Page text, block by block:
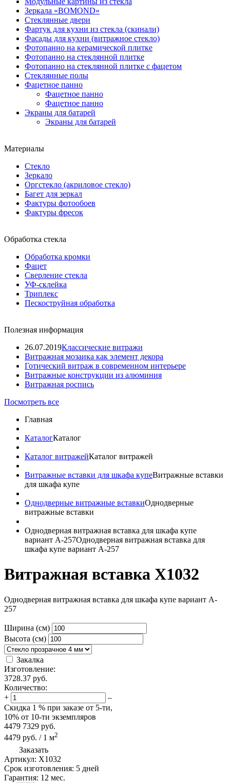
Зеркала «BOMOND»
Стеклянные двери
Фартук для кухни из стекла (скинали)
Фасады для кухни (витражное стекло)
Фотопанно на керамической плитке
Фотопанно на стеклянной плитке
Фотопанно на стеклянной плитке с фацетом
Стеклянные полы
Фацетное панно
Фацетное панно
Фацетное панно
Экраны для батарей
Экраны для батарей
Материалы
Стекло
Зеркало
Оргстекло (акриловое стекло)
Багет для зеркал
Фактуры фотообоев
Фактуры фресок
Обработка стекла
Обработка кромки
Фацет
Сверление стекла
УФ-склейка
Триплекс
Пескоструйная обработка
Полезная информация
26.07.2019Классические витражи
Витражная мозаика как элемент декора
Готический витраж в современном интерьере
Витражные конструкции из алюминия
Витражная роспись
Посмотреть все
Главная
КаталогКаталог
Каталог витражейКаталог витражей
Витражные вставки для шкафа купеВитражные вставки
для шкафа купе
Однодверные витражные вставкиОднодверные
витражные вставки
Однодверная витражная вставка для шкафа купе
вариант A-257Однодверная витражная вставка для
шкафа купе вариант A-257
Витражная вставка X1032
Однодверная витражная вставка для шкафа купе вариант A-
257
Ширина (см)
Высота (см)
Закалка
Изготовление:
3728.37 руб.
Количество:
+
–
Скидка 1 % при заказе от 5-ти,
10% от 10-ти экземпляров
4479 7329 руб.
4479 руб. / 1 м2
Заказать
Артикул: X1032
Срок изготовления: 5 дней
Гарантия: 12 мес.